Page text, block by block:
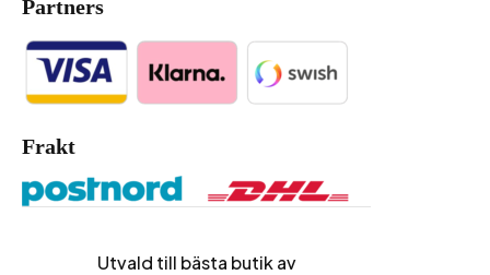
Partners
Frakt
Utvald till bästa butik av